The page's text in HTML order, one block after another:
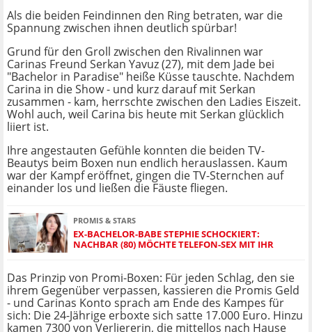
Als die beiden Feindinnen den Ring betraten, war die
Spannung zwischen ihnen deutlich spürbar!
Grund für den Groll zwischen den Rivalinnen war
Carinas Freund Serkan Yavuz (27), mit dem Jade bei
"Bachelor in Paradise" heiße Küsse tauschte. Nachdem
Carina in die Show - und kurz darauf mit Serkan
zusammen - kam, herrschte zwischen den Ladies Eiszeit.
Wohl auch, weil Carina bis heute mit Serkan glücklich
liiert ist.
Ihre angestauten Gefühle konnten die beiden TV-
Beautys beim Boxen nun endlich herauslassen. Kaum
war der Kampf eröffnet, gingen die TV-Sternchen auf
einander los und ließen die Fäuste fliegen.
PROMIS & STARS
EX-BACHELOR-BABE STEPHIE SCHOCKIERT:
NACHBAR (80) MÖCHTE TELEFON-SEX MIT IHR
Das Prinzip von Promi-Boxen: Für jeden Schlag, den sie
ihrem Gegenüber verpassen, kassieren die Promis Geld
- und Carinas Konto sprach am Ende des Kampes für
sich: Die 24-Jährige erboxte sich satte 17.000 Euro. Hinzu
kamen 7300 von Verliererin, die mittellos nach Hause